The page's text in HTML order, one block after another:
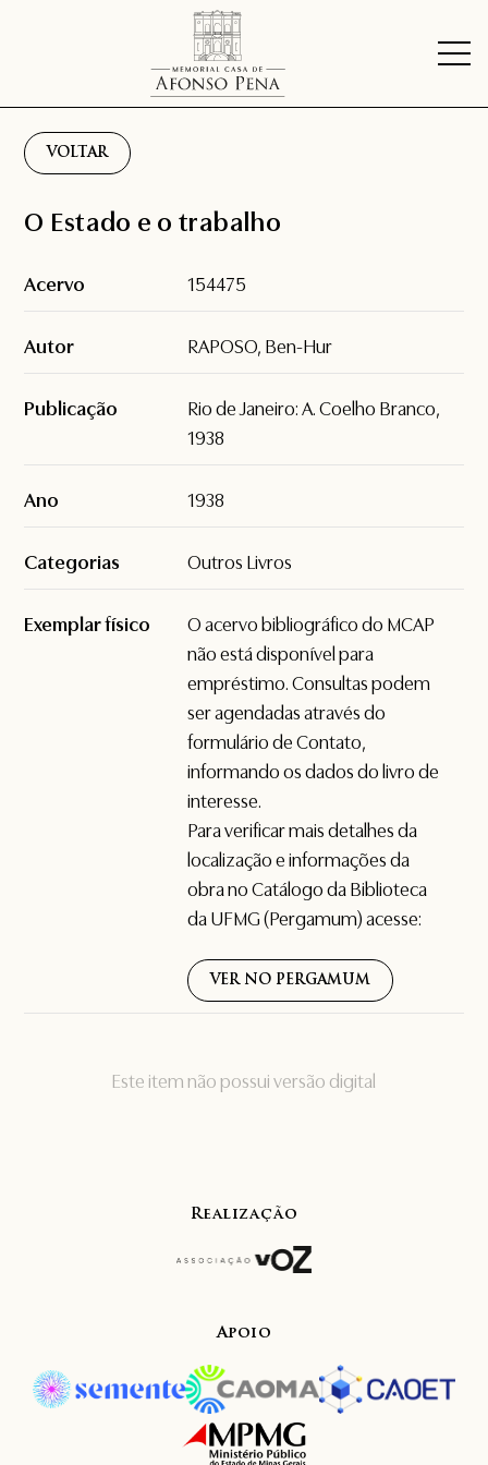
VOLTAR
Este item não possui versão digital
O Estado e o trabalho
Acervo 154475
Autor RAPOSO, Ben-Hur
Publicação
Rio de Janeiro: A. Coelho Branco,
1938
Ano 1938
Categorias Outros Livros
Exemplar físico
O acervo bibliográfico do MCAP
não está disponível para
empréstimo. Consultas podem
ser agendadas através do
formulário deContato,
informando os dados do livro de
interesse.
Para verificar mais detalhes da
localização e informações da
obra no Catálogo da Biblioteca
da UFMG (Pergamum) acesse:
VER NO PERGAMUM
Realização
Apoio